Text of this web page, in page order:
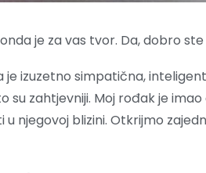
je za vas tvor. Da, dobro
je izuzetno simpatična,
su zahtjevniji. Moj rođak je
njegovoj blizini. Otkrijmo